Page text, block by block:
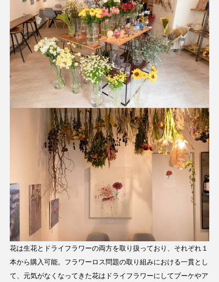
花は生花とドライフラワーの両方を取り扱っており、それぞれ１
本から購入可能。フラワーロス問題の取り組みにおける一貫とし
て、元気がなくなってきた花はドライフラワーにしてブーケやア